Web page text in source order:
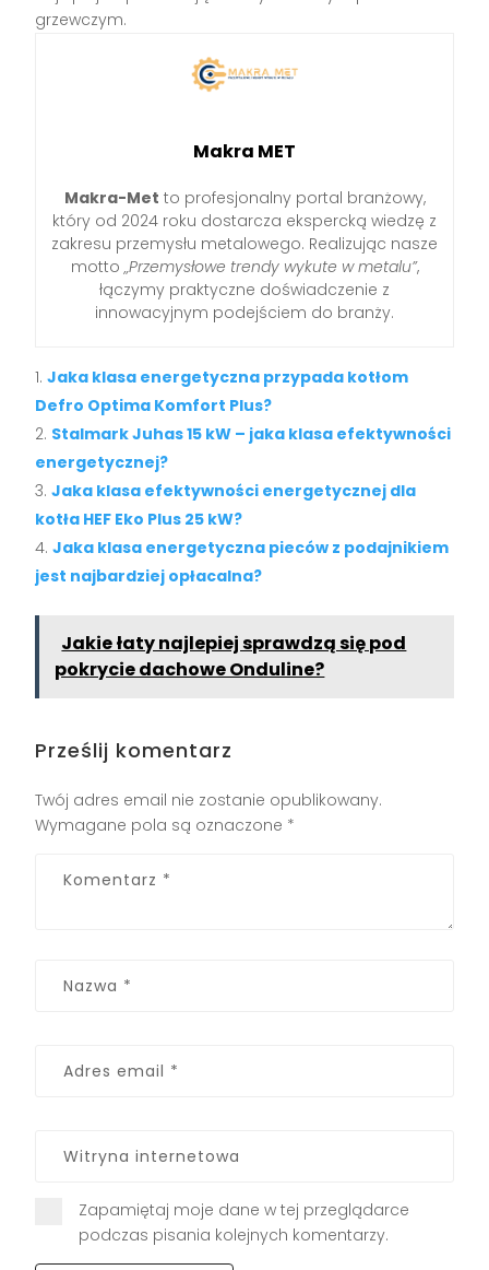
grzewczym.
Makra MET
Makra-Met to profesjonalny portal branżowy,
który od 2024 roku dostarcza ekspercką wiedzę z
zakresu przemysłu metalowego. Realizując nasze
motto„Przemysłowe trendy wykute w metalu”,
łączymy praktyczne doświadczenie z
innowacyjnym podejściem do branży.
Jaka klasa energetyczna przypada kotłom
Defro Optima Komfort Plus?
Stalmark Juhas 15 kW – jaka klasa efektywności
energetycznej?
Jaka klasa efektywności energetycznej dla
kotła HEF Eko Plus 25 kW?
Jaka klasa energetyczna pieców z podajnikiem
jest najbardziej opłacalna?
Jakie łaty najlepiej sprawdzą się pod
pokrycie dachowe Onduline?
Prześlij komentarz
Twój adres email nie zostanie opublikowany.
Wymagane pola są oznaczone *
Zapamiętaj moje dane w tej przeglądarce
podczas pisania kolejnych komentarzy.